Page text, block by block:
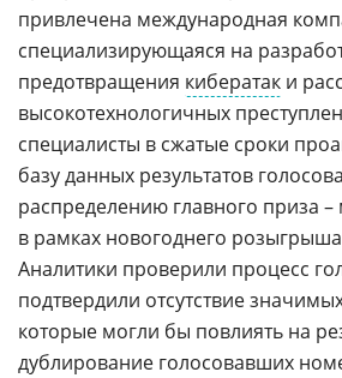
привлечена международная
специализирующаяся на
предотвращения кибератак и
высокотехнологичных
специалисты в сжатые сроки
базу данных результатов
распределению главного приза
в рамках новогоднего розыгрыша
Аналитики проверили процесс
подтвердили отсутствие
которые могли бы повлиять на
дублирование голосовавших